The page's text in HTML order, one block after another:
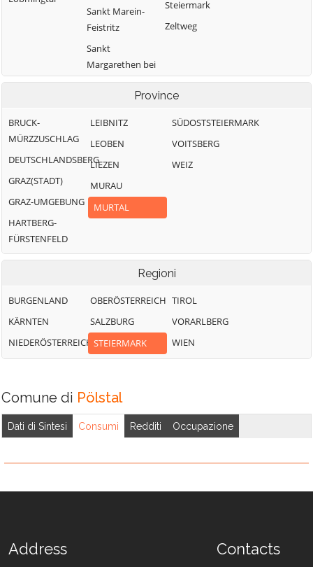
Sankt Marein-
Feistritz
Sankt
Margarethen bei
Knittelfeld
Steiermark
Zeltweg
Province
BRUCK-
MÜRZZUSCHLAG
DEUTSCHLANDSBERG
GRAZ(STADT)
GRAZ-UMGEBUNG
HARTBERG-
FÜRSTENFELD
LEIBNITZ
LEOBEN
LIEZEN
MURAU
MURTAL
SÜDOSTSTEIERMARK
VOITSBERG
WEIZ
Regioni
BURGENLAND
KÄRNTEN
NIEDERÖSTERREICH
OBERÖSTERREICH
SALZBURG
STEIERMARK
TIROL
VORARLBERG
WIEN
Comune di Pölstal
Dati di Sintesi Consumi Redditi Occupazione
Address Contacts